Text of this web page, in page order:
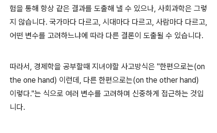
험을 통해 항상 같은 결과를 도출해 낼 수 있으나, 사회과학은 그렇
지 않습니다. 국가마다 다르고, 시대마다 다르고, 사람마다 다르고,
어떤 변수를 고려하느냐에 따라 다른 결론이 도출될 수 있습니다.
따라서, 경제학을 공부할때 지녀야할 사고방식은 "한편으로는(on
the one hand) 이런데, 다른 한편으로는(on the other hand)
이렇다."는 식으로 여러 변수를 고려하며 신중하게 접근하는 것입
니다.